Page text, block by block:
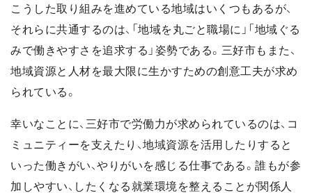
こうした取り組みを進めている地域はいくつもあるが、
それらに共通するのは、「地域を丸ごと職場に」「地域ぐる
みで働きやすさを追求する」姿勢である。三好市もまた、
地域資源と人材を最大限に生かすための創意工夫が求め
られている。
幸いなことに、三好市で労働力が求められているのは、コ
ミュニティーを支えたり、地域資源を活用したりすると
いった働きがい、やりがいを感じる仕事である。誰もが参
加しやすい、したくなる就業環境を整えることが関係人